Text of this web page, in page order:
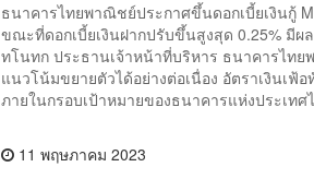
ธนาคารไทยพาณิชย์ประกาศขึ้นดอกเบี้ยเงินกู้
ขณะที่ดอกเบี้ยเงินฝากปรับขึ้นสูงสุด 0.25% มี
ทโนทก ประธานเจ้าหน้าที่บริหาร ธนาคารไทย
แนวโน้มขยายตัวได้อย่างต่อเนื่อง อัตราเงินเฟ้
ภายในกรอบเป้าหมายของธนาคารแห่งประเทศ
11 พฤษภาคม 2023